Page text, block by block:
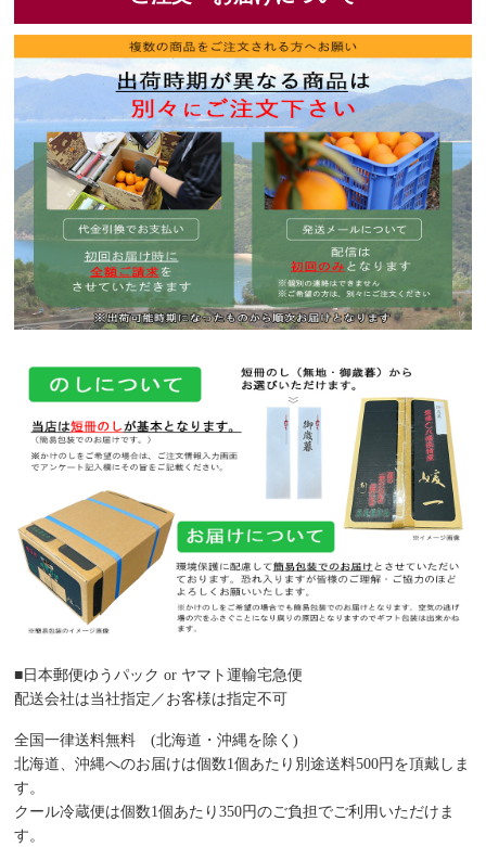
■日本郵便ゆうパック or ヤマト運輸宅急便
配送会社は当社指定／お客様は指定不可
全国一律送料無料 (北海道・沖縄を除く)
北海道、沖縄へのお届けは個数1個あたり別途送料500円を頂戴しま
す。
クール冷蔵便は個数1個あたり350円のご負担でご利用いただけま
す。